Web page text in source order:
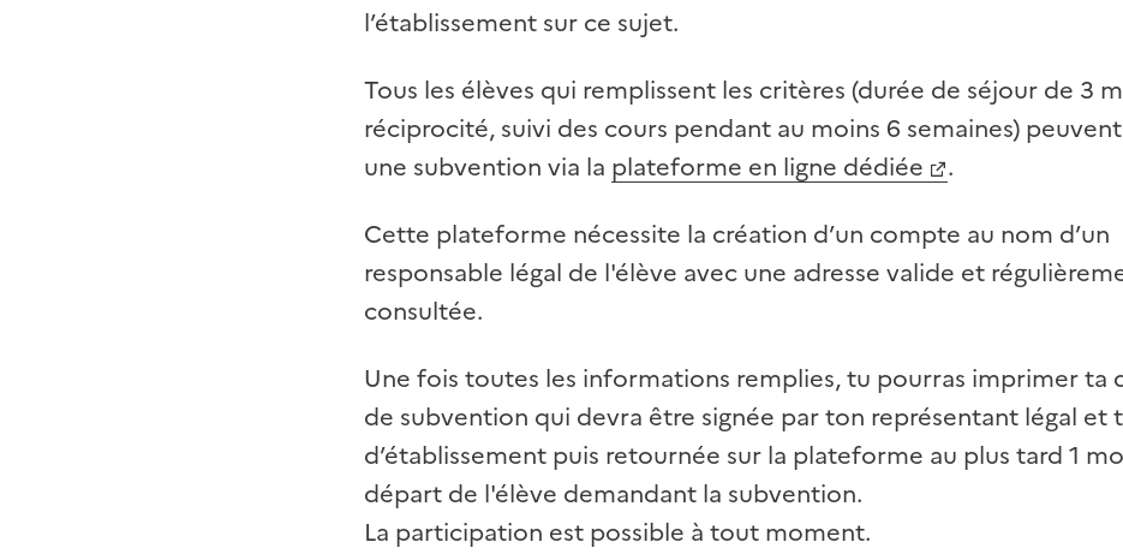
l’établissement sur ce sujet.
Tous les élèves qui remplissent les critères (durée de séjour de 3
réciprocité, suivi des cours pendant au moins 6 semaines)
une subvention via la plateforme en ligne dédiée
.
Cette plateforme nécessite la création d’un compte au nom d’un
responsable légal de l'élève avec une adresse valide et
consultée.
Une fois toutes les informations remplies, tu pourras imprimer ta
de subvention qui devra être signée par ton représentant légal et
d’établissement puis retournée sur la plateforme au plus tard 1
départ de l'élève demandant la subvention.
La participation est possible à tout moment.